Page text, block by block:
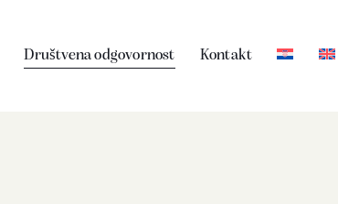
Društvena odgovornost Kontakt